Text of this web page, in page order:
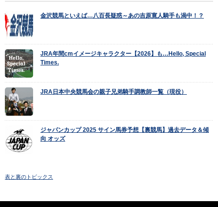
金沢競馬といえば…八百長疑惑～あの吉原寛人騎手も渦中！？
JRA年間cmイメージキャラクター【2026】も…Hello, Special
Times.
JRA日本中央競馬会の親子兄弟騎手調教師一覧（現役）
ジャパンカップ 2025 サイン馬券予想【裏競馬】過去データ＆傾
向 オッズ
表と裏のトピックス